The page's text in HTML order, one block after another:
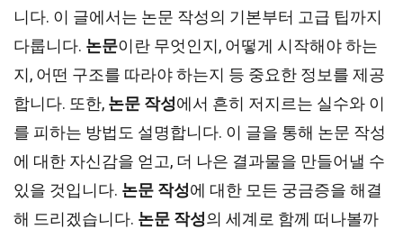
니다. 이 글에서는 논문 작성의 기본부터 고급 팁까지
다룹니다. 논문이란 무엇인지, 어떻게 시작해야 하는
지, 어떤 구조를 따라야 하는지 등 중요한 정보를 제공
합니다. 또한, 논문 작성에서 흔히 저지르는 실수와 이
를 피하는 방법도 설명합니다. 이 글을 통해 논문 작성
에 대한 자신감을 얻고, 더 나은 결과물을 만들어낼 수
있을 것입니다. 논문 작성에 대한 모든 궁금증을 해결
해 드리겠습니다. 논문 작성의 세계로 함께 떠나볼까